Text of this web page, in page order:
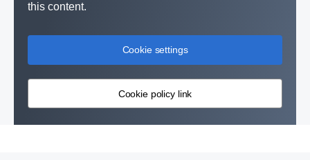
this content.
Cookie settings
Cookie policy link